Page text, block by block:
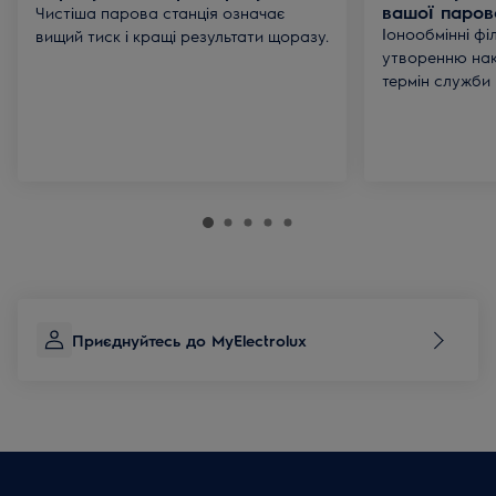
Чистіша парова станція означає
вищий тиск і кращі результати щоразу.
вашої
Іонообмінні
утворенню
термін служби
Приєднуйтесь до MyElectrolux